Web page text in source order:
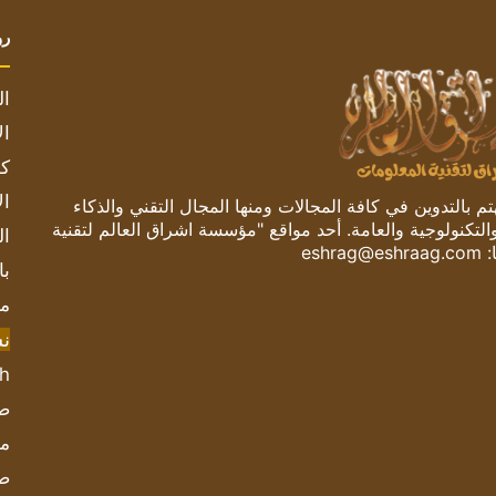
في كافة المجالات ومنها المجال التقني والذكاء
والعامة. أحد مواقع "مؤسسة اشراق العالم لتقنية
eshrag@eshraag.com